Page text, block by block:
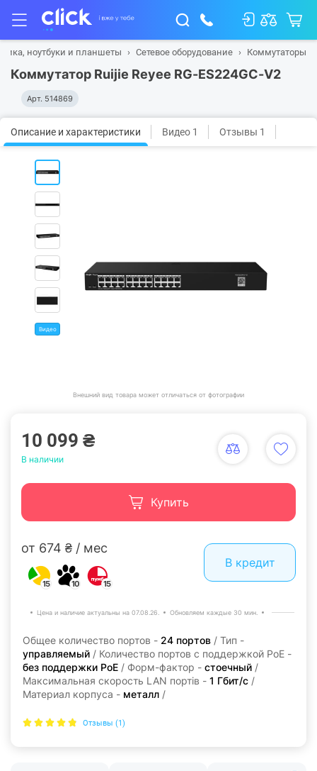
ноутбуки и планшеты Сетевое оборудование Коммутаторы
Коммутатор Ruijie Reyee RG-ES224GC-V2
Арт. 514869
Описание и характеристики Видео 1 Отзывы 1
Видео
Внешний вид товара может отличаться от фотографии
10 099 ₴
В наличии
Купить
от 674 ₴ / мес
15 10 15
В кредит
Цена и наличие актуальны на 07.08.26. Обновляем каждые 30 мин.
Общее количество портов - 24 портов / Тип -
управляемый / Количество портов с поддержкой PoE -
без поддержки PoE / Форм-фактор - стоечный /
Максимальная скорость LAN портів - 1 Гбит/с /
Материал корпуса - металл /
Отзывы (1)